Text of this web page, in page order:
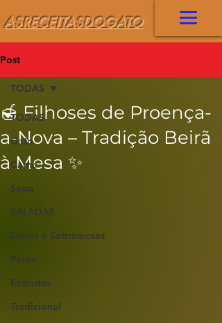
ASRECEITASDOGATO
Post
TODAS
Gato
Carne
Sopa
SALADAS
Doces e Sobremesas
Peixe
Entradas
Tradicional
TODAS
🍯 Filhoses de Proença-
a-Nova – Tradição Beirã
à Mesa ✨